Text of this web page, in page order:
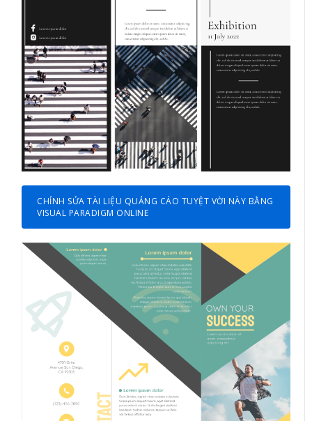
CHỈNH SỬA TÀI LIỆU QUẢNG CÁO TUYỆT VỜI NÀY BẰNG
VISUAL PARADIGM ONLINE